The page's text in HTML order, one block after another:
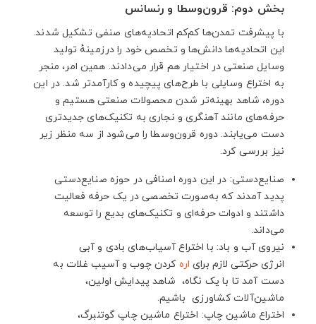
بخش دوم: قرون‌وسطا و رنسانس
با پیشرفت تمدن‌ها کم‌کم اتحادیه‌های صنفی تشکیل شدند.
این اتحادیه‌ها دانش‌ها و تخصص خود را درزمینهٔ تولید
وسایل صنعتی در اختیار هم قرار می‌دادند. همین امر، منجر
به اختراع وسایلی با طرح‌های پیچیده و کارآمدتر شد. در این
دوره، شاهد بهینه‌تر شدن محصولات صنعتی هستیم و
حرفه‌های مانند آهنگری و نجاری به تکنیک‌های جدیدتری
دست می‌یابند. دوره قرون‌وسطا را می‌شود از سه منظر زیر
نیز بررسی کرد.
صنایع‌دستی: در این دوره اصنافی در حوزه صنایع‌دستی
پدید آمدند که به‌صورت تخصصی در یک حرفه فعالیت
داشتند و ادوات حرفه‌ای و تکنیک‌های بدیع را توسعه
می‌داند.
نیروی آب و باد: با اختراع آسیاب‌های بادی و آبی
انرژی حرکتی لازم برای اره کردن چوب و آسیب غلات به
دست آمد تا با یک نگاه، شاهد پیدایش اولین،
ماشین‌آلات کشاورزی باشیم.
اختراع ماشین چاپ: اختراع ماشین چاپ گوتنبرگ،